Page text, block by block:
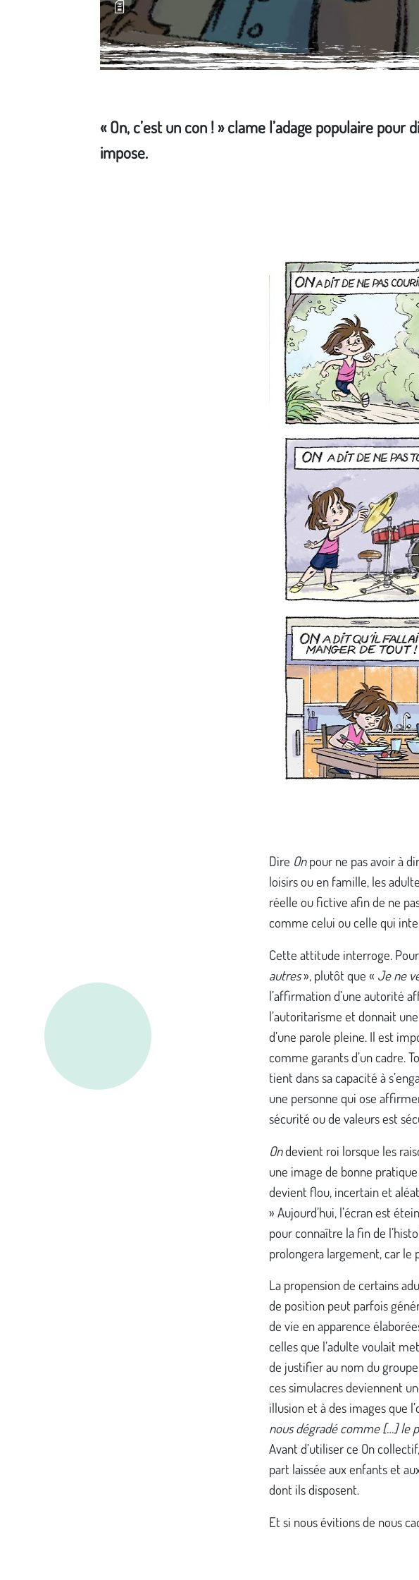
« On, c’est un con ! » clame l’adage populaire
impose.
Dire Onpour ne pas avoir à
loisirs ou en famille, les
réelle ou fictive afin de ne
comme celui ou celle qui
Cette attitude interroge.
autres», plutôt que « Je ne
l’affirmation d’une autorité
l’autoritarisme et donnait
d’une parole pleine. Il est
comme garants d’un cadre.
tient dans sa capacité à
une personne qui ose
sécurité ou de valeurs est
Ondevient roi lorsque les
une image de bonne
devient flou, incertain et
» Aujourd’hui, l’écran est
pour connaître la fin de
prolongera largement, car le
La propension de certains
de position peut parfois
de vie en apparence
celles que l’adulte voulait
de justifier au nom du
ces simulacres deviennent
illusion et à des images que
nous dégradé comme […] le
Avant d’utiliser ce On
part laissée aux enfants et
dont ils disposent.
Et si nous évitions de nous